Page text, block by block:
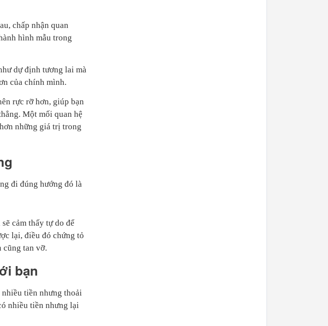
chấp nhận quan
hình mẫu trong
dự định tương lai mà
của chính mình.
rực rỡ hơn, giúp bạn
Một mối quan hệ
những giá trị trong
đi đúng hướng đó là
cảm thấy tự do để
lại, điều đó chứng tỏ
cũng tan vỡ.
bạn
nhiều tiền nhưng thoải
nhiều tiền nhưng lại